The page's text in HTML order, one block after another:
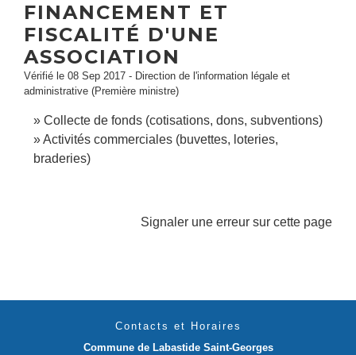
FINANCEMENT ET
FISCALITÉ D'UNE
ASSOCIATION
Vérifié le 08 Sep 2017 - Direction de l'information légale et
administrative (Première ministre)
Collecte de fonds (cotisations, dons, subventions)
Activités commerciales (buvettes, loteries,
braderies)
Signaler une erreur sur cette page
Contacts et Horaires
Commune de Labastide Saint-Georges